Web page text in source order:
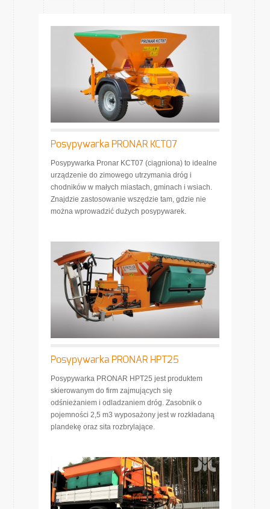
Posypywarka PRONAR KCT07
Posypywarka Pronar KCT07 (ciągniona) to idealne
urządzenie do zimowego utrzymania dróg i
chodników w małych miastach, gminach i wsiach.
Znajdzie zastosowanie wszędzie tam, gdzie nie
można wprowadzić dużych posypywarek.
Posypywarka PRONAR HPT25
Posypywarka PRONAR HPT25 jest produktem
skierowanym do firm zajmujących się
odśnieżaniem i odladzaniem dróg. Zasobnik o
pojemności 2,5 m3 wyposażony jest w rozkładaną
plandekę oraz sita rozbrylające.